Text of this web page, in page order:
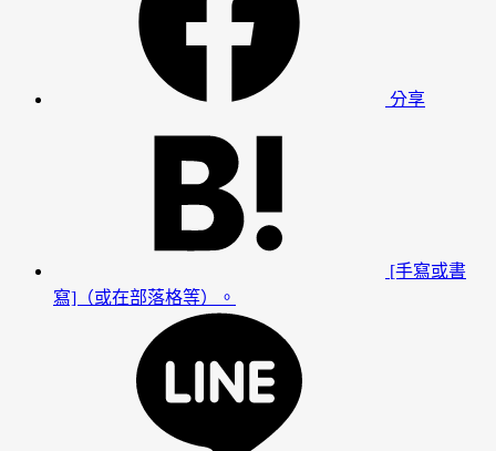
分享
[手寫或書
寫]（或在部落格等）。